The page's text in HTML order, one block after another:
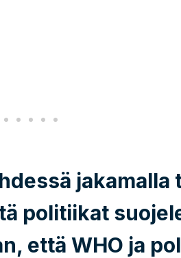
politiikat
että WHO ja